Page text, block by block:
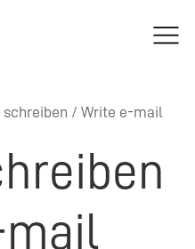
schreiben / Write e-mail